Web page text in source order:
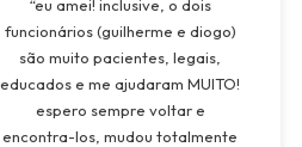
“eu amei! inclusive, o dois
funcionários (guilherme e diogo)
são muito pacientes, legais,
educados e me ajudaram MUITO!
espero sempre voltar e
encontra-los, mudou totalmente